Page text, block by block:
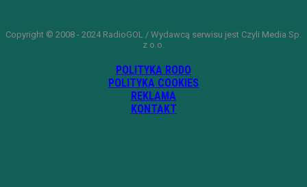
Copyright © 2008 - 2024 RadioGOL / Wydawcą serwisu jest Czyli Media Sp.
z o.o.
POLITYKA RODO
POLITYKA COOKIES
REKLAMA
KONTAKT